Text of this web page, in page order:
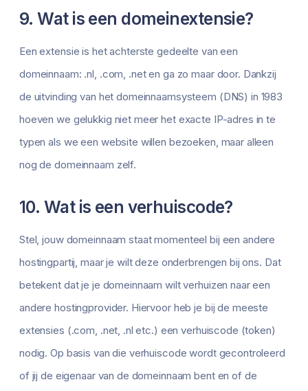
9. Wat is een domeinextensie?
Een extensie is het achterste gedeelte van een
domeinnaam: .nl, .com, .net en ga zo maar door. Dankzij
de uitvinding van het domeinnaamsysteem (DNS) in 1983
hoeven we gelukkig niet meer het exacte IP-adres in te
typen als we een website willen bezoeken, maar alleen
nog de domeinnaam zelf.
10. Wat is een verhuiscode?
Stel, jouw domeinnaam staat momenteel bij een andere
hostingpartij, maar je wilt deze onderbrengen bij ons. Dat
betekent dat je je domeinnaam wilt verhuizen naar een
andere hostingprovider. Hiervoor heb je bij de meeste
extensies (.com, .net, .nl etc.) een verhuiscode (token)
nodig. Op basis van die verhuiscode wordt gecontroleerd
of jij de eigenaar van de domeinnaam bent en of de